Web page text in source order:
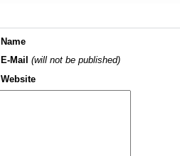
Name
E-Mail(will not be published)
Website